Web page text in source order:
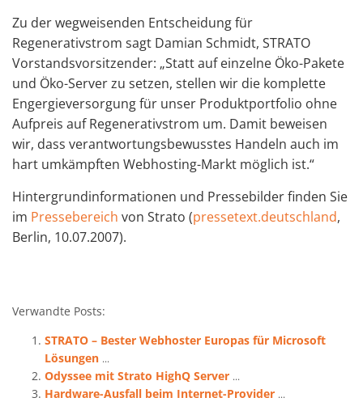
Zu der wegweisenden Entscheidung für
Regenerativstrom sagt Damian Schmidt, STRATO
Vorstandsvorsitzender: „Statt auf einzelne Öko-Pakete
und Öko-Server zu setzen, stellen wir die komplette
Engergieversorgung für unser Produktportfolio ohne
Aufpreis auf Regenerativstrom um. Damit beweisen
wir, dass verantwortungsbewusstes Handeln auch im
hart umkämpften Webhosting-Markt möglich ist.“
Hintergrundinformationen und Pressebilder finden Sie
im Pressebereich von Strato (pressetext.deutschland,
Berlin, 10.07.2007).
Verwandte Posts:
STRATO – Bester Webhoster Europas für Microsoft
Lösungen ...
Odyssee mit Strato HighQ Server ...
Hardware-Ausfall beim Internet-Provider ...